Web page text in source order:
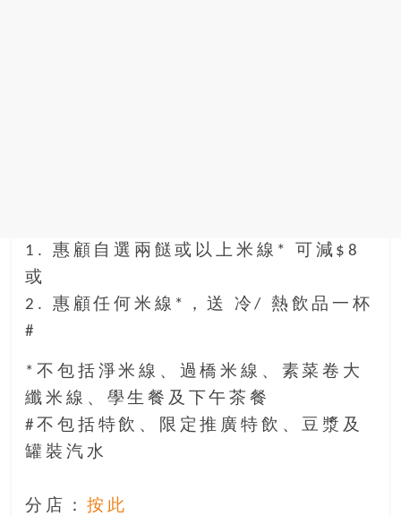
1. 惠顧自選兩餸或以上米線* 可減$8
或
2. 惠顧任何米線*，送 冷/ 熱飲品一杯
#
*不包括淨米線、過橋米線、素菜卷大
纖米線、學生餐及下午茶餐
#不包括特飲、限定推廣特飲、豆漿及
罐裝汽水
分店： 按此